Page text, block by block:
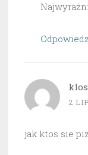
Odpowiedz
2
jak ktos sie